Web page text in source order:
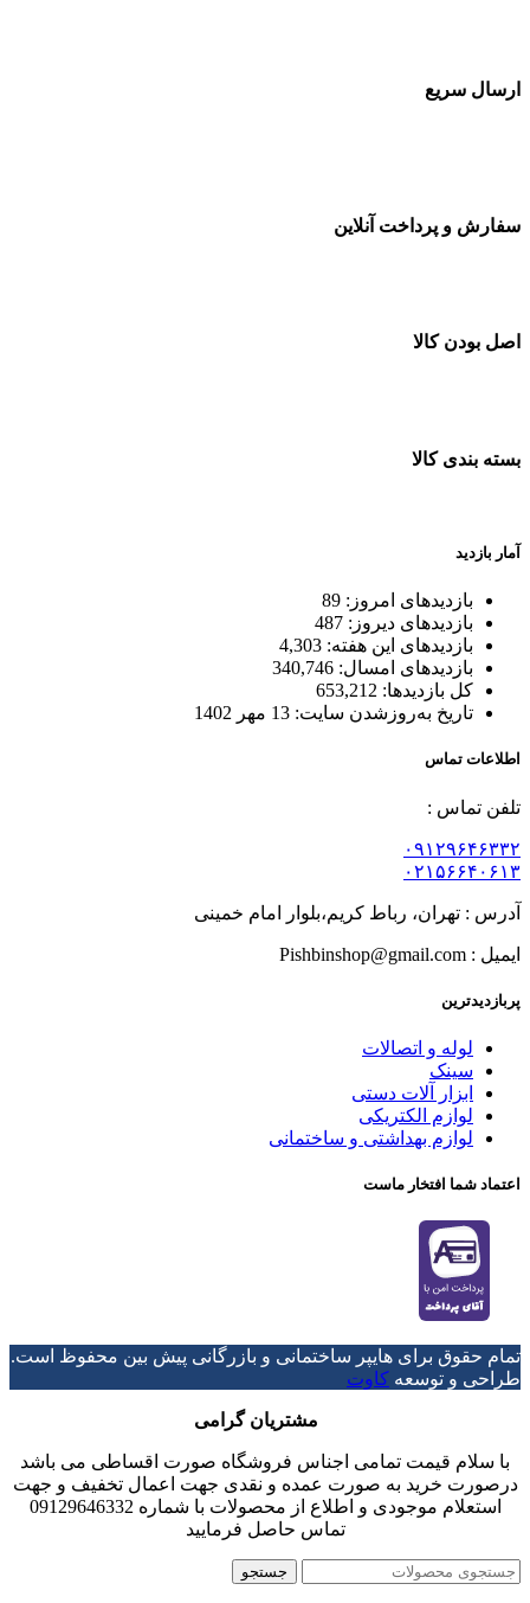
ارسال سریع
سفارش و پرداخت آنلاین
اصل بودن کالا
بسته بندی کالا
آمار بازدید
بازدیدهای امروز: 89
بازدیدهای دیروز: 487
بازدیدهای این هفته: 4,303
بازدیدهای امسال: 340,746
کل بازدیدها: 653,212
تاریخ به‌روزشدن سایت: 13 مهر 1402
اطلاعات تماس
تلفن تماس :
۰۹۱۲۹۶۴۶۳۳۲
۰۲۱۵۶۶۴۰۶۱۳
آدرس : تهران، رباط کریم،بلوار امام خمینی
ایمیل : Pishbinshop@gmail.com
پربازدیدترین
لوله و اتصالات
سینک
ابزار آلات دستی
لوازم الکتریکی
لوازم بهداشتی و ساختمانی
اعتماد شما افتخار ماست
تمام حقوق برای هایپر ساختمانی و بازرگانی پیش بین محفوظ است.
طراحی و توسعه کاوت
مشتریان گرامی
با سلام قیمت تمامی اجناس فروشگاه صورت اقساطی می باشد
درصورت خرید به صورت عمده و نقدی جهت اعمال تخفیف و جهت
استعلام موجودی و اطلاع از محصولات با شماره 09129646332
تماس حاصل فرمایید
جستجو